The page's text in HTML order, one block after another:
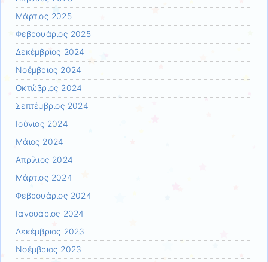
Μάρτιος 2025
Φεβρουάριος 2025
Δεκέμβριος 2024
Νοέμβριος 2024
Οκτώβριος 2024
Σεπτέμβριος 2024
Ιούνιος 2024
Μάιος 2024
Απρίλιος 2024
Μάρτιος 2024
Φεβρουάριος 2024
Ιανουάριος 2024
Δεκέμβριος 2023
Νοέμβριος 2023